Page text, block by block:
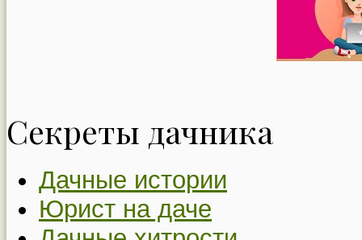
Секреты дачника
Дачные истории
Юрист на даче